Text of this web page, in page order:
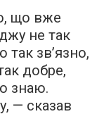
що вже
не так
так зв’язно,
добре,
знаю.
— сказав